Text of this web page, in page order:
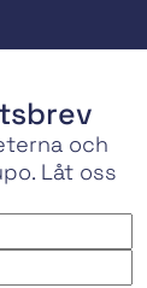
och
Låt oss